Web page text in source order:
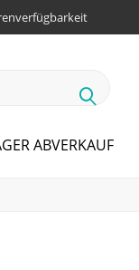
ABVERKAUF